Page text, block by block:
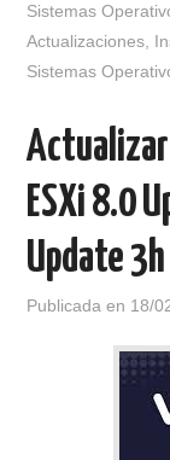
Sistemas
Actualizaciones
Sistemas
Actualizar
ESXi 8.0
Update 3h
Publicada en 18/